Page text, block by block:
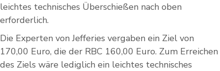
leichtes technisches Überschießen nach oben
erforderlich.
Die Experten von Jefferies vergaben ein Ziel von
170,00 Euro, die der RBC 160,00 Euro. Zum Erreichen
des Ziels wäre lediglich ein leichtes technisches